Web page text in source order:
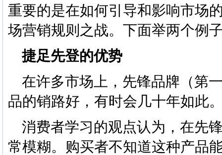
重要的是在如何引导和影响市场
场营销规则之战。下面举两个例
捷足先登的优势
在许多市场上，先锋品牌（第
品的销路好，有时会几十年如此
消费者学习的观点认为，在先
常模糊。购买者不知道这种产品